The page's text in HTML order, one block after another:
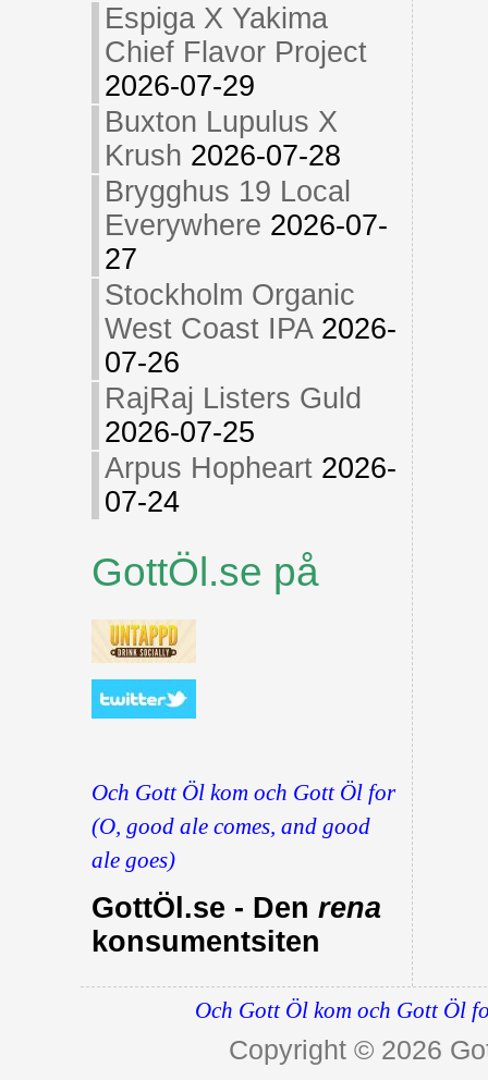
Espiga X Yakima
Chief Flavor Project
2026-07-29
Buxton Lupulus X
Krush 2026-07-28
Brygghus 19 Local
Everywhere 2026-07-
27
Stockholm Organic
West Coast IPA 2026-
07-26
RajRaj Listers Guld
2026-07-25
Arpus Hopheart 2026-
07-24
GottÖl.se på
Och Gott Öl kom och Gott Öl for
(O, good ale comes, and good
ale goes)
GottÖl.se - Den rena
konsumentsiten
Och Gott Öl kom och Gott Öl
Copyright © 2026